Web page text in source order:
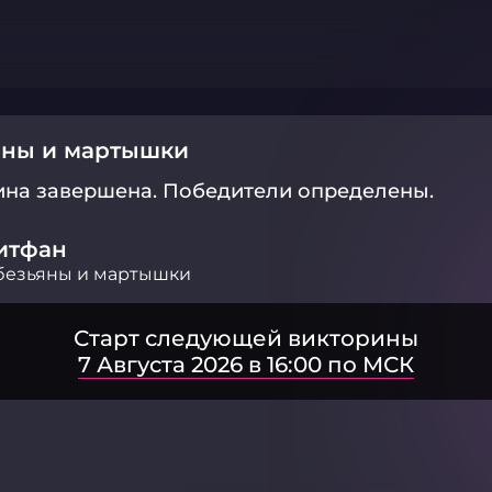
и мартышки
завершена. Победители определены.
и мартышки
Старт следующей викторины
7 Августа 2026 в 16:00 по МСК